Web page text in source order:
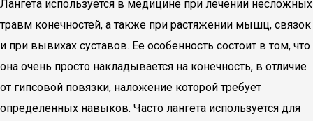
Лангета используется в медицине при лечении несложных
травм конечностей, а также при растяжении мышц, связок
и при вывихах суставов. Ее особенность состоит в том, что
она очень просто накладывается на конечность, в отличие
от гипсовой повязки, наложение которой требует
определенных навыков. Часто лангета используется для